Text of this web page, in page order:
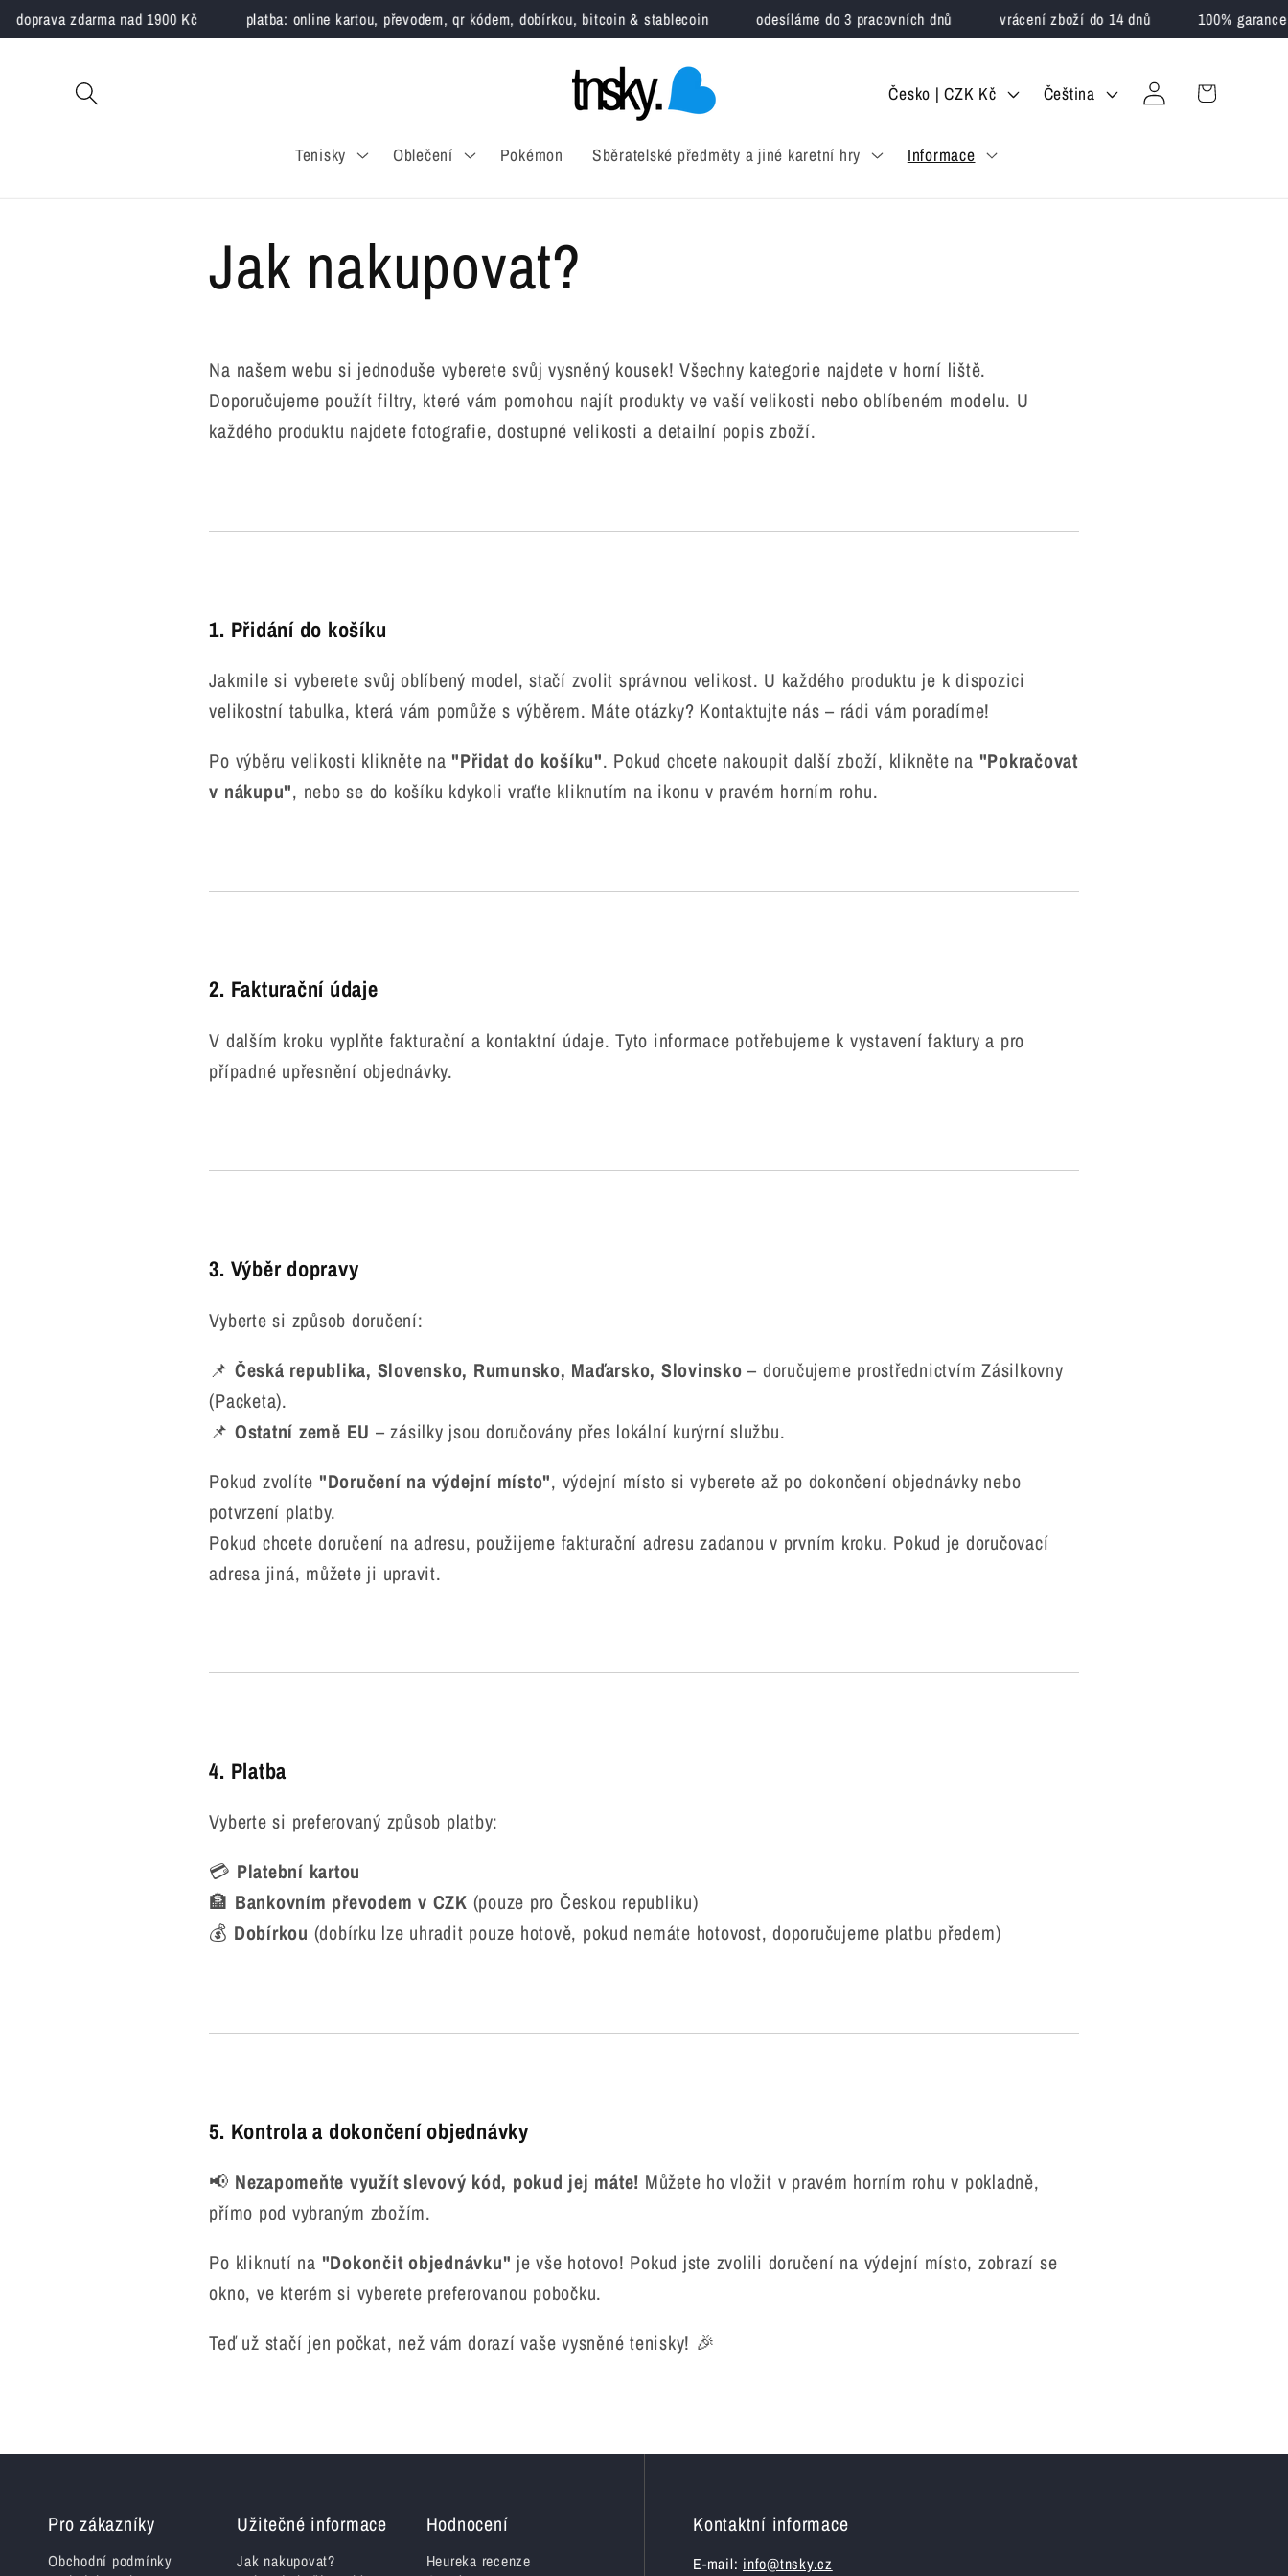
Přejít k
obsahu
zdarma nad 1900 Kč platba: online kartou, převodem, qr kódem, dobírkou, bitcoin & stablecoin odesíláme do 3 pracovních dnů vrácení zboží do 14 dnů 100% garance
Tenisky Oblečení Pokémon Sběratelské předměty a jiné karetní hry Informace
m
a
Česko | CZK Kč Čeština
Přihlásit
Košík
Jak nakupovat?
Na našem webu si jednoduše vyberete svůj vysněný kousek! Všechny kategorie najdete v horní liště.
Doporučujeme použít filtry, které vám pomohou najít produkty ve vaší velikosti nebo oblíbeném modelu. U
každého produktu najdete fotografie, dostupné velikosti a detailní popis zboží.
1. Přidání do košíku
Jakmile si vyberete svůj oblíbený model, stačí zvolit správnou velikost. U každého produktu je k dispozici
velikostní tabulka, která vám pomůže s výběrem. Máte otázky? Kontaktujte nás – rádi vám poradíme!
Po výběru velikosti klikněte na "Přidat do košíku". Pokud chcete nakoupit další zboží, klikněte na "Pokračovat
v nákupu", nebo se do košíku kdykoli vraťte kliknutím na ikonu v pravém horním rohu.
2. Fakturační údaje
V dalším kroku vyplňte fakturační a kontaktní údaje. Tyto informace potřebujeme k vystavení faktury a pro
případné upřesnění objednávky.
3. Výběr dopravy
Vyberte si způsob doručení:
📌 Česká republika, Slovensko, Rumunsko, Maďarsko, Slovinsko – doručujeme prostřednictvím Zásilkovny
(Packeta).
📌 Ostatní země EU – zásilky jsou doručovány přes lokální kurýrní službu.
Pokud zvolíte "Doručení na výdejní místo", výdejní místo si vyberete až po dokončení objednávky nebo
potvrzení platby.
Pokud chcete doručení na adresu, použijeme fakturační adresu zadanou v prvním kroku. Pokud je doručovací
adresa jiná, můžete ji upravit.
4. Platba
Vyberte si preferovaný způsob platby:
💳 Platební kartou
🏦 Bankovním převodem v CZK (pouze pro Českou republiku)
💰 Dobírkou (dobírku lze uhradit pouze hotově, pokud nemáte hotovost, doporučujeme platbu předem)
5. Kontrola a dokončení objednávky
📢 Nezapomeňte využít slevový kód, pokud jej máte! Můžete ho vložit v pravém horním rohu v pokladně,
přímo pod vybraným zbožím.
Po kliknutí na "Dokončit objednávku" je vše hotovo! Pokud jste zvolili doručení na výdejní místo, zobrazí se
okno, ve kterém si vyberete preferovanou pobočku.
Teď už stačí jen počkat, než vám dorazí vaše vysněné tenisky! 🎉
Pro zákazníky
Obchodní podmínky
Užitečné informace
Jak nakupovat?
Hodnocení
Heureka recenze
Kontaktní informace
E-mail: info@tnsky.cz